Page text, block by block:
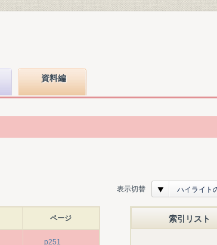
資料編
表示切替 ハイライト
ページ
p251
索引リスト